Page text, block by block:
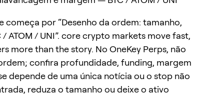
começa por “Desenho da ordem: tamanho,
ATOM / UNI”. core crypto markets move fast,
more than the story. No OneKey Perps, não
confira profundidade, funding, margem
depende de uma única notícia ou o stop não
reduza o tamanho ou deixe o ativo